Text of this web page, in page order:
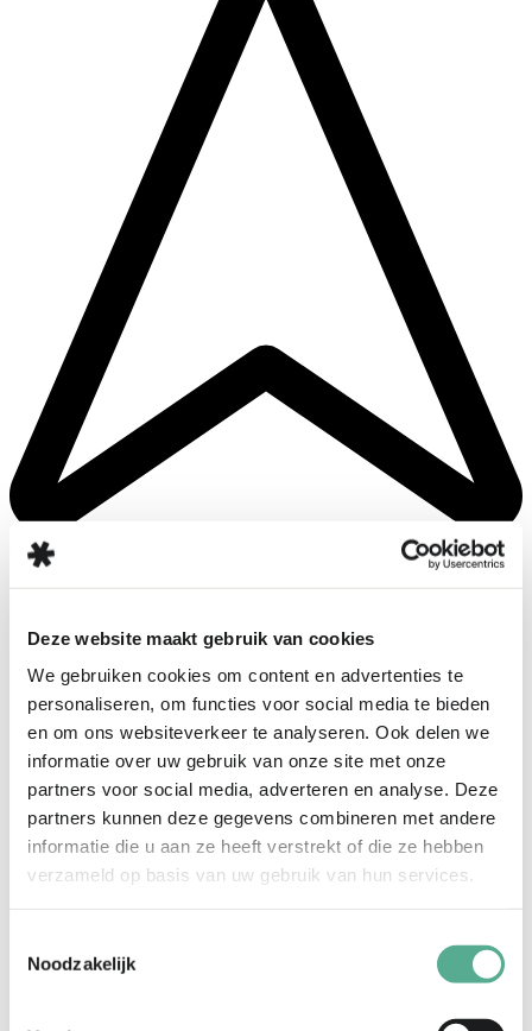
Deze website maakt gebruik van cookies
We gebruiken cookies om content en advertenties te
personaliseren, om functies voor social media te bieden
en om ons websiteverkeer te analyseren. Ook delen we
informatie over uw gebruik van onze site met onze
partners voor social media, adverteren en analyse. Deze
partners kunnen deze gegevens combineren met andere
informatie die u aan ze heeft verstrekt of die ze hebben
verzameld op basis van uw gebruik van hun services.
Noodzakelijk
3 Bft
ZO
31°